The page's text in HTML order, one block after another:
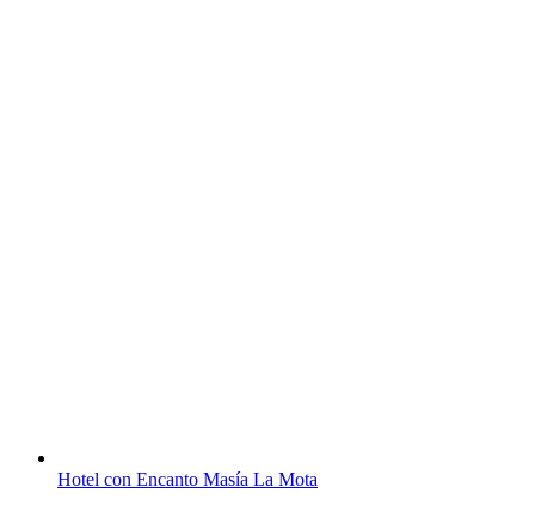
Hotel con Encanto Masía La Mota